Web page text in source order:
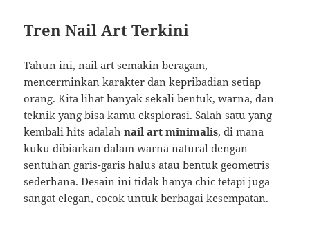
Tren Nail Art Terkini
Tahun ini, nail art semakin beragam,
mencerminkan karakter dan kepribadian setiap
orang. Kita lihat banyak sekali bentuk, warna, dan
teknik yang bisa kamu eksplorasi. Salah satu yang
kembali hits adalahnail art minimalis, di mana
kuku dibiarkan dalam warna natural dengan
sentuhan garis-garis halus atau bentuk geometris
sederhana. Desain ini tidak hanya chic tetapi juga
sangat elegan, cocok untuk berbagai kesempatan.